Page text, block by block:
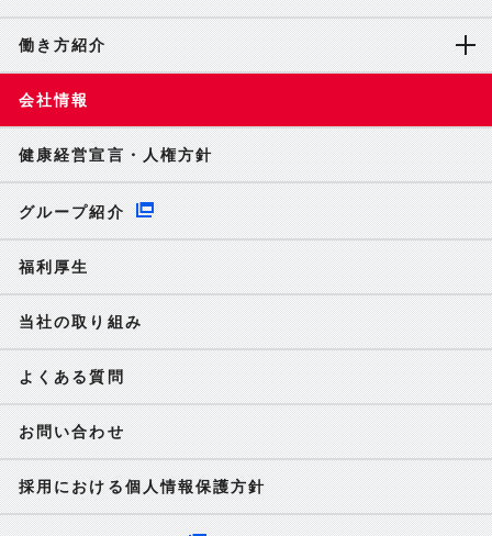
働き方紹介
会社情報
健康経営宣言・人権方針
グループ紹介
福利厚生
当社の取り組み
よくある質問
お問い合わせ
採用における個人情報保護方針